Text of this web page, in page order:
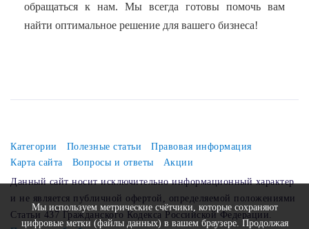
обращаться к нам. Мы всегда готовы помочь вам
найти оптимальное решение для вашего бизнеса!
Категории Полезные статьи
Правовая информация
Карта сайта
Вопросы и ответы
Акции
Данный сайт носит исключительно информационный характер
и не является публичной офертой, определяемой положениями
Статьи 437 Гражданского Кодекса Российской Федерации.
Мы используем метрические счётчики, которые сохраняют
цифровые метки (файлы данных) в вашем браузере. Продолжая